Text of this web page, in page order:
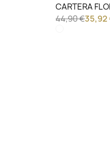
CARTERA
44,90 €35,92